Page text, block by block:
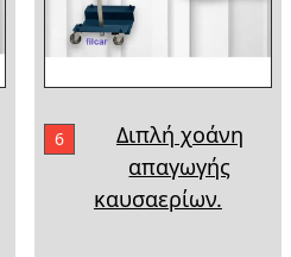
6
Διπλή χοάνη
απαγωγής
καυσαερίων.